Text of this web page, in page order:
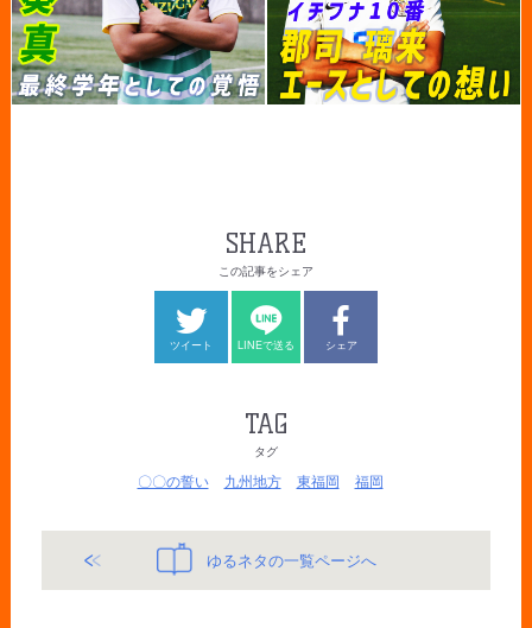
SHARE
この記事をシェア
ツイート LINEで送る シェア
TAG
タグ
〇〇の誓い 九州地方 東福岡 福岡
ゆるネタの一覧ページへ